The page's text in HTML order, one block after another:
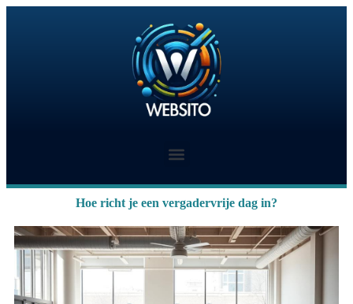
Hoe richt je een vergadervrije dag in?